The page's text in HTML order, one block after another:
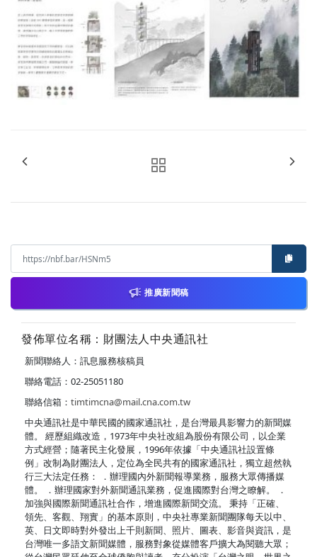
推廣新聞稿
發佈單位名稱：財團法人中央通訊社
新聞聯絡人：訊息服務核稿員
聯絡電話：02-25051180
聯絡信箱： timtimcna@mail.cna.com.tw
中央通訊社是中華民國的國家通訊社，是台灣最具影響力的新聞媒
體。 經歷組織改造，1973年中央社改組為股份有限公司，以企業
方式經營；隨著民主化發展，1996年依據「中央通訊社設置條
例」改制為財團法人，定位為全民共有的國家通訊社，獨立超然執
行三大法定任務： ．辦理國內外新聞報導業務，服務大眾傳播媒
體。 ．辦理國家對外新聞通訊業務，促進國際對台灣之瞭解。 ．
加強與國際新聞通訊社合作，增進國際新聞交流。 秉持「正確、
領先、客觀、翔實」的基本原則，中央社專業新聞團隊每天以中、
英、日文即時對外發出上千則新聞、照片、圖表、影音與資訊，是
台灣唯一多語文新聞媒體，服務對象從媒體客戶擴大為閱聽大眾；